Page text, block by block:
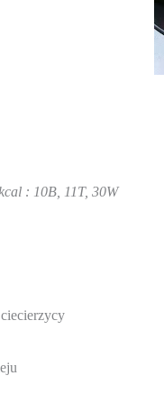
: 10B, 11T, 30W